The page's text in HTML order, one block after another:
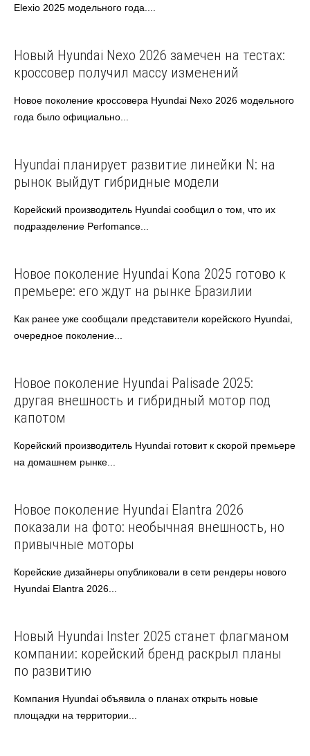
Elexio 2025 модельного года....
Hyundai Автоновости
Новый Hyundai Nexo 2026 замечен на тестах:
кроссовер получил массу изменений
Новое поколение кроссовера Hyundai Nexo 2026 модельного
года было официально...
Hyundai
Hyundai планирует развитие линейки N: на
рынок выйдут гибридные модели
Корейский производитель Hyundai сообщил о том, что их
подразделение Perfomance...
Hyundai
Новое поколение Hyundai Kona 2025 готово к
премьере: его ждут на рынке Бразилии
Как ранее уже сообщали представители корейского Hyundai,
очередное поколение...
Hyundai
Новое поколение Hyundai Palisade 2025:
другая внешность и гибридный мотор под
капотом
Корейский производитель Hyundai готовит к скорой премьере
на домашнем рынке...
Hyundai
Новое поколение Hyundai Elantra 2026
показали на фото: необычная внешность, но
привычные моторы
Корейские дизайнеры опубликовали в сети рендеры нового
Hyundai Elantra 2026...
Hyundai Автоновости
Новый Hyundai Inster 2025 станет флагманом
компании: корейский бренд раскрыл планы
по развитию
Компания Hyundai объявила о планах открыть новые
площадки на территории...